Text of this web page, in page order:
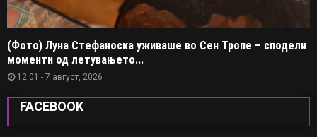
(Фото) Луна Стефаноска уживаше во Сен Тропе – сподели
моменти од летувањето...
12:01 - 7 август, 2026
FACEBOOK